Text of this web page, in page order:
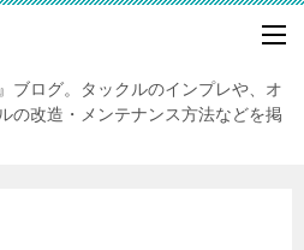
ブログ。タックルのインプレや、オ
の改造・メンテナンス方法などを掲